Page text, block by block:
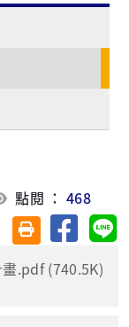
點閱 ：468
友善列印(另開視
分享至
.pdf (740.5K)